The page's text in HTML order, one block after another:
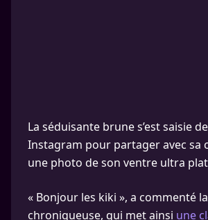
La séduisante brune s’est saisie
Instagram pour partager avec sa
une photo de son ventre ultra
« Bonjour les kiki », a commenté la
chroniqueuse, qui met ainsi une